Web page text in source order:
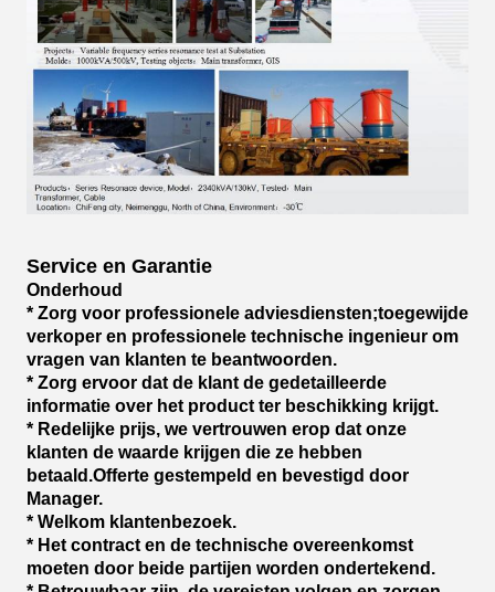
Service en Garantie
Onderhoud
* Zorg voor professionele adviesdiensten;toegewijde
verkoper en professionele technische ingenieur om
vragen van klanten te beantwoorden.
* Zorg ervoor dat de klant de gedetailleerde
informatie over het product ter beschikking krijgt.
* Redelijke prijs, we vertrouwen erop dat onze
klanten de waarde krijgen die ze hebben
betaald.Offerte gestempeld en bevestigd door
Manager.
* Welkom klantenbezoek.
* Het contract en de technische overeenkomst
moeten door beide partijen worden ondertekend.